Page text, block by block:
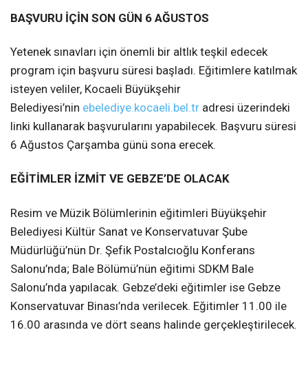
BAŞVURU İÇİN SON GÜN 6 AĞUSTOS
Yetenek sınavları için önemli bir altlık teşkil edecek
program için başvuru süresi başladı. Eğitimlere katılmak
isteyen veliler, Kocaeli Büyükşehir
Belediyesi’nin ebelediye.kocaeli.bel.tr adresi üzerindeki
linki kullanarak başvurularını yapabilecek. Başvuru süresi
6 Ağustos Çarşamba günü sona erecek.
EĞİTİMLER İZMİT VE GEBZE’DE OLACAK
Resim ve Müzik Bölümlerinin eğitimleri Büyükşehir
Belediyesi Kültür Sanat ve Konservatuvar Şube
Müdürlüğü’nün Dr. Şefik Postalcıoğlu Konferans
Salonu’nda; Bale Bölümü’nün eğitimi SDKM Bale
Salonu’nda yapılacak. Gebze’deki eğitimler ise Gebze
Konservatuvar Binası’nda verilecek. Eğitimler 11.00 ile
16.00 arasında ve dört seans halinde gerçekleştirilecek.